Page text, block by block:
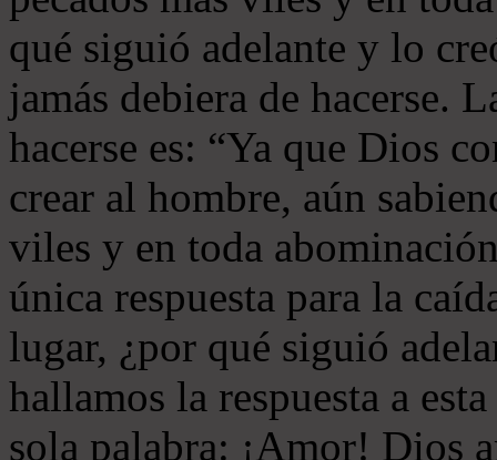
qué siguió adelante y lo
jamás debiera de hacerse.
hacerse es: “Ya que Dios
crear al hombre, aún
viles y en toda
única respuesta para la
lugar, ¿por qué siguió
hallamos la respuesta a
sola palabra: ¡Amor! Dios